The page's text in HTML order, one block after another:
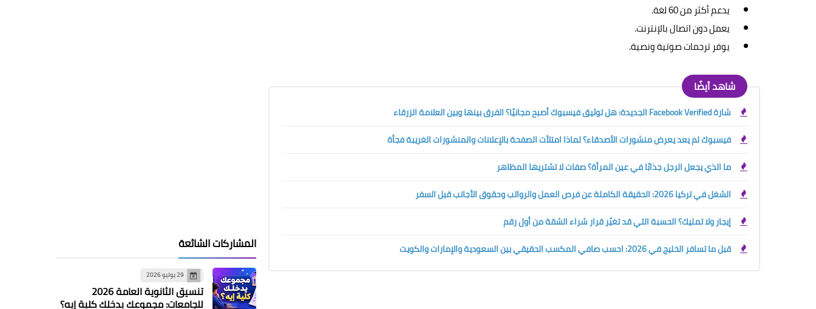
يدعم أكثر من 60 لغة.
يعمل دون اتصال بالإنترنت.
يوفر ترجمات صوتية ونصية.
شاهد أيضًا
شارة Facebook Verified الجديدة: هل توثيق فيسبوك أصبح مجانيًا؟ الفرق بينها وبين العلامة الزرقاء
فيسبوك لم يعد يعرض منشورات الأصدقاء؟ لماذا امتلأت الصفحة بالإعلانات والمنشورات الغريبة فجأة
ما الذي يجعل الرجل جذابًا في عين المرأة؟ صفات لا تشتريها المظاهر
الشغل في تركيا 2026: الحقيقة الكاملة عن فرص العمل والرواتب وحقوق الأجانب قبل السفر
إيجار ولا تمليك؟ الحسبة التي قد تغيّر قرار شراء الشقة من أول رقم
قبل ما تسافر الخليج في 2026: احسب صافي المكسب الحقيقي بين السعودية والإمارات والكويت
المشاركات الشائعة
29 يوليو 2026
تنسيق الثانوية العامة 2026
للجامعات: مجموعك يدخلك كلية إيه؟